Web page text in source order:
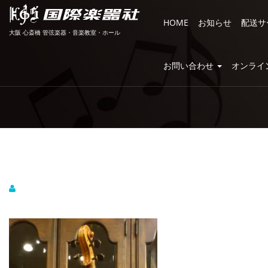
大阪 心斎橋 管弦楽器・音楽教室・ホール
HOME お知らせ 配送
お問い合わせ オンライ